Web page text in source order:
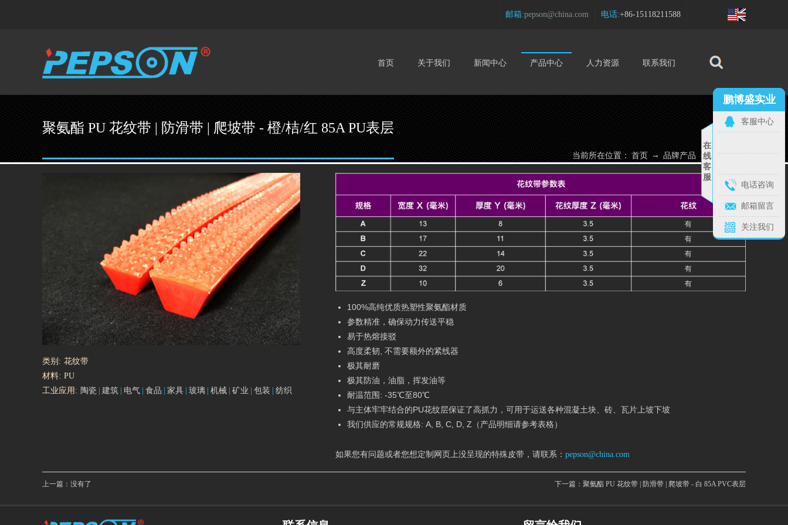
电话:+86-15118211588
邮箱:pepson@china.com
首页 关于我们 新闻中心 产品中心 人力资源 联系我们
聚氨酯 PU 花纹带 | 防滑带 | 爬坡带 - 橙/桔/红 85A PU表层
当前所在位置： 首页 → 品牌产品 → 产品详细
类别: 花纹带
材料: PU
工业应用: 陶瓷 建筑 电气 食品 家具 玻璃 机械 矿业 包装 纺织
100%高纯优质热塑性聚氨酯材质
参数精准，确保动力传送平稳
易于热熔接驳
高度柔韧, 不需要额外的紧线器
极其耐磨
极其防油，油脂，挥发油等
耐温范围: -35℃至80℃
与主体牢牢结合的PU花纹层保证了高抓力，可用于运送各种混凝土块、砖、瓦片上坡下坡
我们供应的常规规格: A, B, C, D, Z（产品明细请参考表格）
如果您有问题或者您想定制网页上没呈现的特殊皮带，请联系： pepson@china.com
上一篇：没有了 下一篇： 聚氨酯 PU 花纹带 | 防滑带 | 爬坡带 - 白 85A PVC表层
在
线
客
服
鹏博盛实业
客服中心
电话咨询
邮箱留言
关注我们